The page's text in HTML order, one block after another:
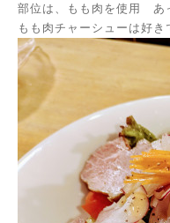
部位は、もも肉を使用 あ
もも肉チャーシューは好き